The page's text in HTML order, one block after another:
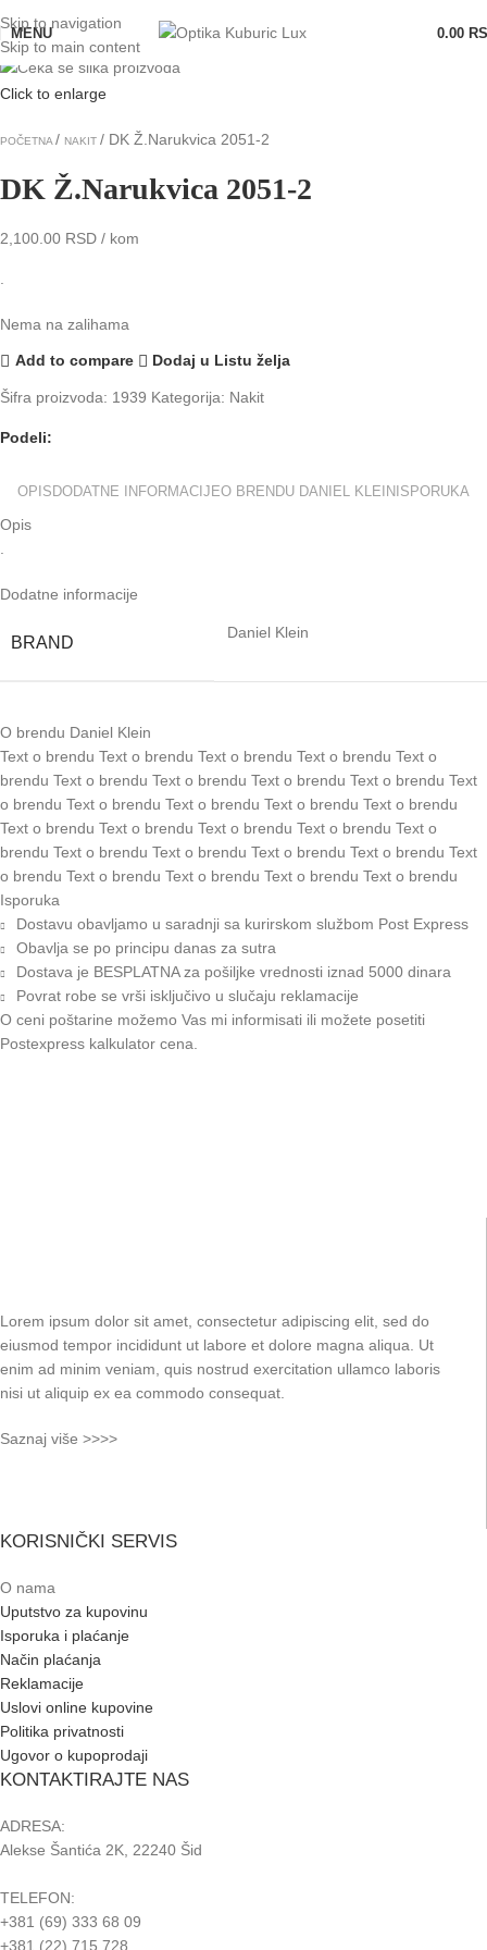
Skip to navigation
Skip to main content
MENU 0.00
Rasprodato
Click to enlarge
POČETNA NAKIT DK Ž.Narukvica 2051-2
DK Ž.Narukvica 2051-2
2,100.00 RSD / kom
Nema na zalihama
Add to compare Dodaj u Listu želja
Šifra proizvoda: 1939 Kategorija: Nakit
Podeli:
OPISDODATNE INFORMACIJEO BRENDU DANIEL KLEINISPORUKA
Opis
Dodatne informacije
BRAND
Daniel Klein
O brendu Daniel Klein
Text o brendu Text o brendu Text o brendu Text o brendu Text o
brendu Text o brendu Text o brendu Text o brendu Text o brendu Text
o brendu Text o brendu Text o brendu Text o brendu Text o brendu
Text o brendu Text o brendu Text o brendu Text o brendu Text o
brendu Text o brendu Text o brendu Text o brendu Text o brendu Text
o brendu Text o brendu Text o brendu Text o brendu Text o brendu
Isporuka
Dostavu obavljamo u saradnji sa kurirskom službom Post Express
Obavlja se po principu danas za sutra
Dostava je BESPLATNA za pošiljke vrednosti iznad 5000 dinara
Povrat robe se vrši isključivo u slučaju reklamacije
O ceni poštarine možemo Vas mi informisati ili možete posetiti
Postexpress kalkulator cena
Lorem ipsum dolor sit amet, consectetur adipiscing elit, sed do
eiusmod tempor incididunt ut labore et dolore magna aliqua. Ut
enim ad minim veniam, quis nostrud exercitation ullamco laboris
nisi ut aliquip ex ea commodo consequat.
Saznaj više >>>>
KORISNIČKI SERVIS
O nama
Uputstvo za kupovinu
Isporuka i plaćanje
Način plaćanja
Reklamacije
Uslovi online kupovine
Politika privatnosti
Ugovor o kupoprodaji
KONTAKTIRAJTE NAS
ADRESA:
Alekse Šantića 2K, 22240 Šid
TELEFON:
+381 (69) 333 68 09
+381 (22) 715 728